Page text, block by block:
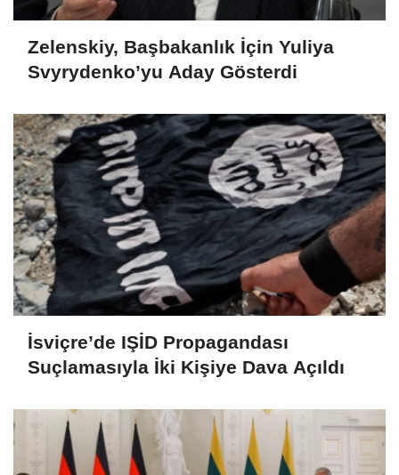
Zelenskiy, Başbakanlık İçin Yuliya
Svyrydenko’yu Aday Gösterdi
İsviçre’de IŞİD Propagandası
Suçlamasıyla İki Kişiye Dava Açıldı